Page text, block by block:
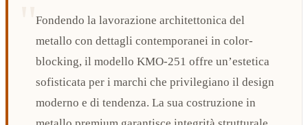
Fondendo la lavorazione architettonica del
metallo con dettagli contemporanei in color-
blocking, il modello KMO-251 offre un’estetica
sofisticata per i marchi che privilegiano il design
moderno e di tendenza. La sua costruzione in